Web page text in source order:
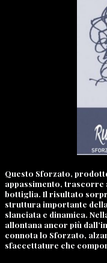
Questo Sforzato,
appassimento, trascorre
bottiglia. Il risultato
struttura importante
slanciata e dinamica.
allontana ancor più
connota lo Sforzato,
sfaccettature che